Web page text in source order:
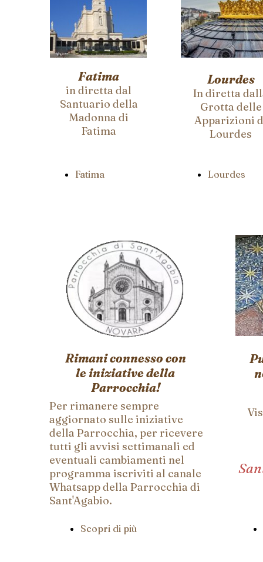
Fatima Lourdes
in diretta dal
Santuario della
Madonna di
Fatima
In diretta
Grotta delle
Apparizioni
Lourdes
Fatima Lourdes
Rimani connesso con
le iniziative della
Parrocchia!
Per rimanere sempre
aggiornato sulle iniziative
della Parrocchia, per ricevere
tutti gli avvisi settimanali ed
eventuali cambiamenti nel
programma iscriviti al canale
Whatsapp della Parrocchia di
Sant'Agabio.
Scopri di più